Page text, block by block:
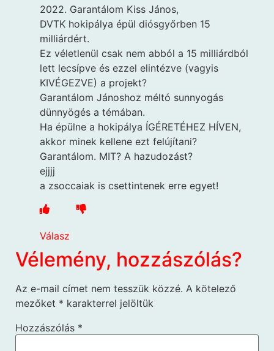
2022. Garantálom Kiss János,
DVTK hokipálya épül diósgyőrben 15
milliárdért.
Ez véletlenül csak nem abból a 15 milliárdból
lett lecsípve és ezzel elintézve (vagyis
KIVÉGEZVE) a projekt?
Garantálom Jánoshoz méltó sunnyogás
dünnyögés a témában.
Ha épülne a hokipálya ÍGÉRETÉHEZ HÍVEN,
akkor minek kellene ezt felújítani?
Garantálom. MIT? A hazudozást?
ejjjj
a zsoccaiak is csettintenek erre egyet!
Válasz
Vélemény, hozzászólás?
Az e-mail címet nem tesszük közzé. A kötelező
mezőket * karakterrel jelöltük
Hozzászólás *